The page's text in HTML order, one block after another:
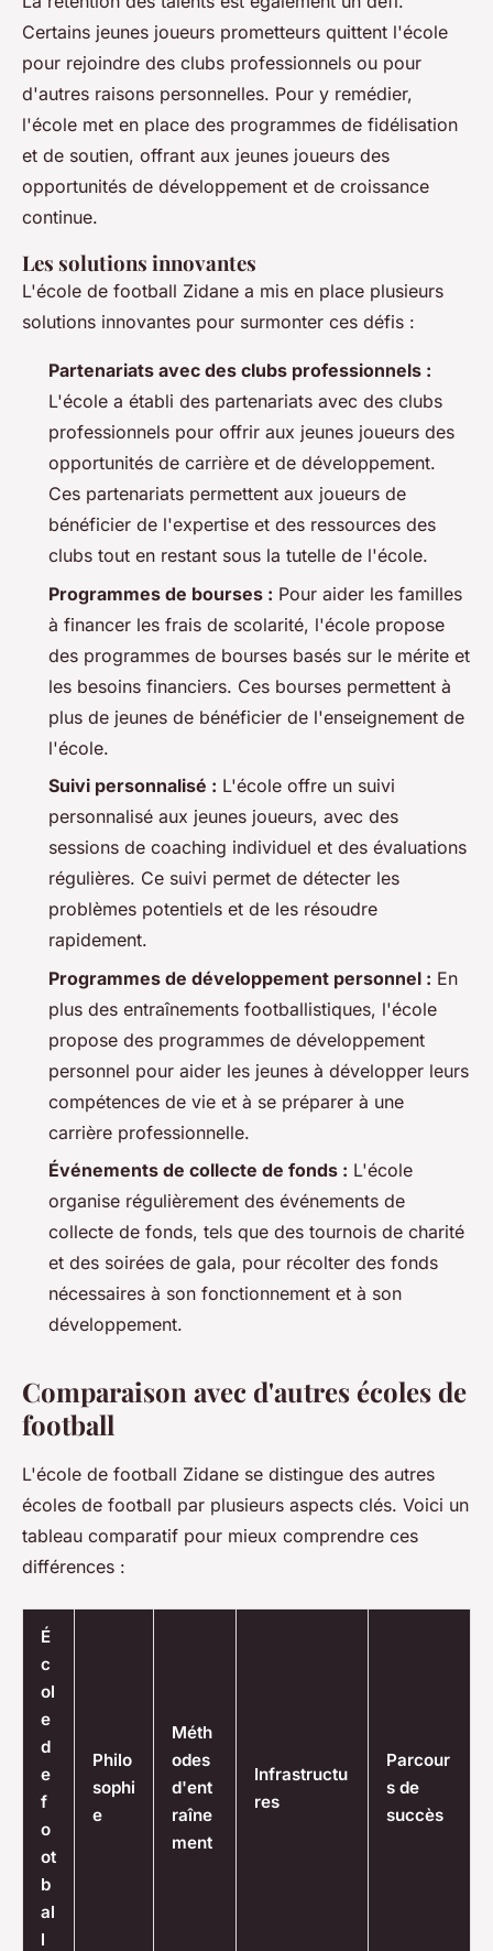
Certains jeunes joueurs prometteurs quittent l'école
pour rejoindre des clubs professionnels ou pour
d'autres raisons personnelles. Pour y remédier,
l'école met en place des programmes de fidélisation
et de soutien, offrant aux jeunes joueurs des
opportunités de développement et de croissance
continue.
Les solutions innovantes
L'école de football Zidane a mis en place plusieurs
solutions innovantes pour surmonter ces défis :
Partenariats avec des clubs professionnels :
L'école a établi des partenariats avec des clubs
professionnels pour offrir aux jeunes joueurs des
opportunités de carrière et de développement.
Ces partenariats permettent aux joueurs de
bénéficier de l'expertise et des ressources des
clubs tout en restant sous la tutelle de l'école.
Programmes de bourses : Pour aider les familles
à financer les frais de scolarité, l'école propose
des programmes de bourses basés sur le mérite et
les besoins financiers. Ces bourses permettent à
plus de jeunes de bénéficier de l'enseignement de
l'école.
Suivi personnalisé : L'école offre un suivi
personnalisé aux jeunes joueurs, avec des
sessions de coaching individuel et des évaluations
régulières. Ce suivi permet de détecter les
problèmes potentiels et de les résoudre
rapidement.
Programmes de développement personnel : En
plus des entraînements footballistiques, l'école
propose des programmes de développement
personnel pour aider les jeunes à développer leurs
compétences de vie et à se préparer à une
carrière professionnelle.
Événements de collecte de fonds : L'école
organise régulièrement des événements de
collecte de fonds, tels que des tournois de charité
et des soirées de gala, pour récolter des fonds
nécessaires à son fonctionnement et à son
développement.
Comparaison avec d'autres écoles de
football
L'école de football Zidane se distingue des autres
écoles de football par plusieurs aspects clés. Voici un
tableau comparatif pour mieux comprendre ces
différences :
É
c
ol
e
d
e
f
o
ot
b
al
l
Philo
sophi
e
Méth
odes
d'ent
raîne
ment
Infrastructu
res
Parcour
s de
succès